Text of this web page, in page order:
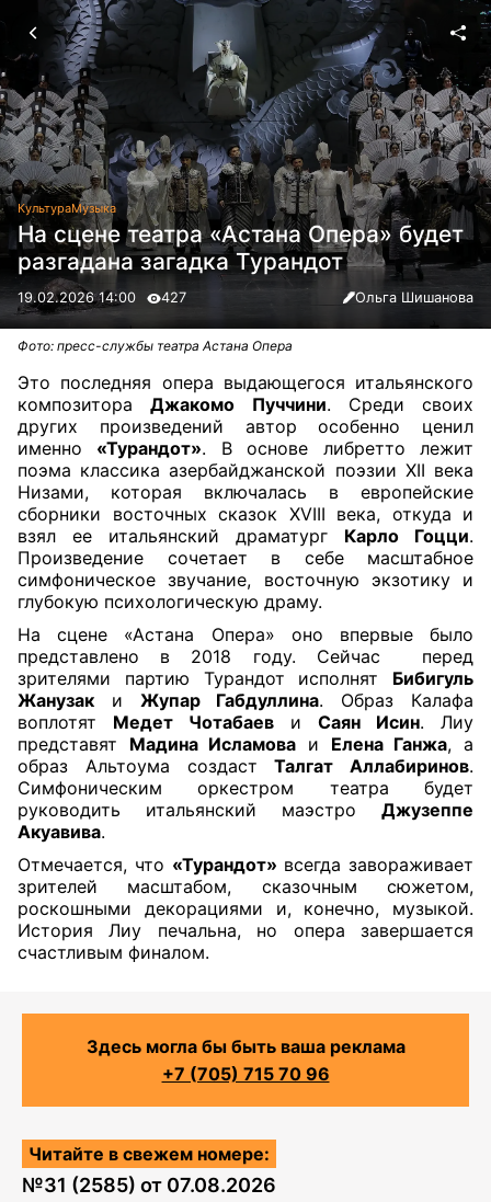
КультураМузыка
На сцене театра «Астана Опера» будет
разгадана загадка Турандот
19.02.2026 14:00 427 Ольга Шишанова
Фото: пресс-службы театра Астана Опера
Это последняя опера выдающегося итальянского
композитораДжакомо Пуччини. Среди своих
других произведений автор особенно ценил
именно «Турандот». В основе либретто лежит
поэма классика азербайджанской поэзии ХІІ века
Низами, которая включалась в европейские
сборники восточных сказок ХVIII века, откуда и
взял ее итальянский драматург Карло Гоцци.
Произведение сочетает в себе масштабное
симфоническое звучание, восточную экзотику и
глубокую психологическую драму.
На сцене «Астана Опера» оно впервые было
представлено в 2018 году. Сейчас перед
зрителями партию Турандот исполнят Бибигуль
Жанузак и Жупар Габдуллина. Образ Калафа
воплотят Медет Чотабаев и Саян Исин. Лиу
представят Мадина Исламова и Елена Ганжа, а
образ Альтоума создастТалгат Аллабиринов.
Симфоническим оркестром театра будет
руководить итальянский маэстро Джузеппе
Акуавива.
Отмечается, что «Турандот» всегда завораживает
зрителей масштабом, сказочным сюжетом,
роскошными декорациями и, конечно, музыкой.
История Лиу печальна, но опера завершается
счастливым финалом.
Здесь могла бы быть ваша реклама
+7 (705) 715 70 96
Читайте в свежем номере:
№31 (2585) от 07.08.2026